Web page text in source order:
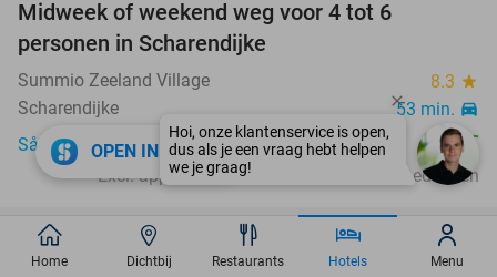
Midweek of weekend weg voor 4 tot 6
personen in Scharendijke
Summio Zeeland Village 8.3 star
Scharendijke 53 min. directions_car
Sålda: 68 351€
Excl. approx. €2,83 p.p.p.n. en €14 p.p. bedlinnen
Overnachting voor 2 + ontbijt in Haarlem
OPEN IN APP close
Home Dichtbij Restaurants Hotels Menu